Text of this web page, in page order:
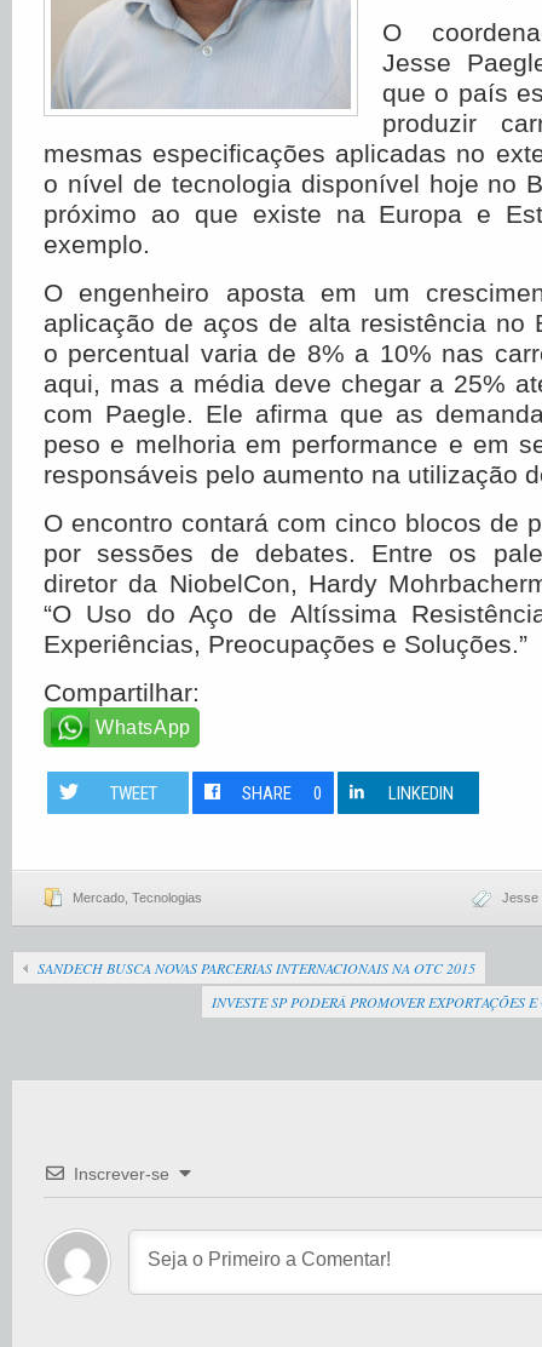
O
Jesse
que o país
produzir
mesmas especificações aplicadas no
o nível de tecnologia disponível hoje no
próximo ao que existe na Europa e
exemplo.
O engenheiro aposta em um
aplicação de aços de alta resistência no
o percentual varia de 8% a 10% nas
aqui, mas a média deve chegar a 25%
com Paegle. Ele afirma que as
peso e melhoria em performance e em
responsáveis pelo aumento na utilização
O encontro contará com cinco blocos de
por sessões de debates. Entre os
diretor da NiobelCon, Hardy
“O Uso do Aço de Altíssima
Experiências, Preocupações e Soluções.”
Compartilhar:
WhatsApp
TWEET SHARE 0 LINKEDIN
Mercado Tecnologias Jesse
SANDECH BUSCA NOVAS PARCERIAS INTERNACIONAIS NA OTC 2015
INVESTE SP PODERÁ PROMOVER EXPORTAÇÕES
Inscrever-se